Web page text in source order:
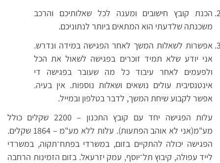
הכנת קובץ חישובים ומענה לכל שאלותיכם והרכב
משכנתה שלדעתי הוא המתאים ביותר לנתוניכם.
אפשרות לשאלות המשך לאחר הפגישה במידה ונדרש.
אני יודע שלא תמיד זוכרים בפגישה לשאול את הכל
ולפעמים לאחר עיבוד כל מה שעובר בפגישה די
אינטנסיבית עולים נושאים ושאלות נוספות. אין בעיה.
אפשר לקבוע שיחת המשך, לדבר בטלפון ובמייל.
עלות הפגישה יחד עם קובץ התכנון – 2200 שקלים כולל
מע"מ(אני לא אוהב הפתעות). עלות ללא מע"מ – 1864 שקלים.
הפגישה יכולה להתקיים בזום, במשרדי בפתח־תקוה, במשרדי
לייד עפולה, קיבוץ תל־יוסף, עמק יזרעאל. בזום הזמינות הרחבה